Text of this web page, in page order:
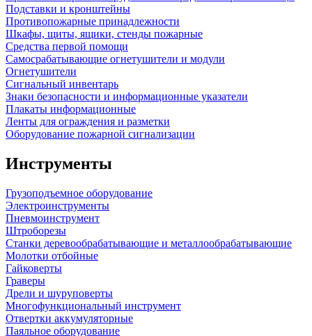
Подставки и кронштейны
Противопожарные принадлежности
Шкафы, щиты, ящики, стенды пожарные
Средства первой помощи
Самосрабатывающие огнетушители и модули
Огнетушители
Сигнальный инвентарь
Знаки безопасности и информационные указатели
Плакаты информационные
Ленты для ограждения и разметки
Оборудование пожарной сигнализации
Инструменты
Грузоподъемное оборудование
Электроинструменты
Пневмоинструмент
Штроборезы
Станки деревообрабатывающие и металлообрабатывающие
Молотки отбойные
Гайковерты
Граверы
Дрели и шуруповерты
Многофункциональный инструмент
Отвертки аккумуляторные
Паяльное оборудование